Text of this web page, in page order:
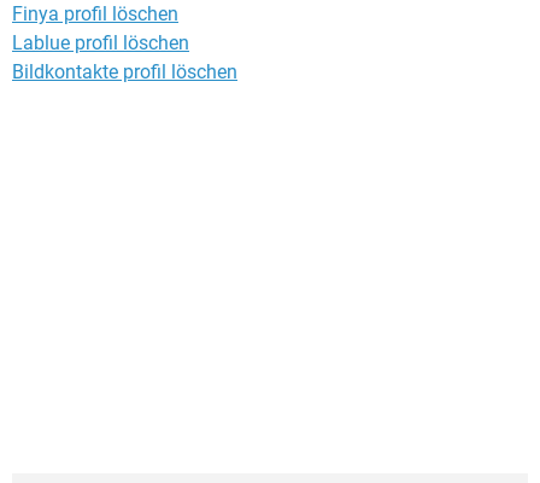
Finya profil löschen
Lablue profil löschen
Bildkontakte profil löschen